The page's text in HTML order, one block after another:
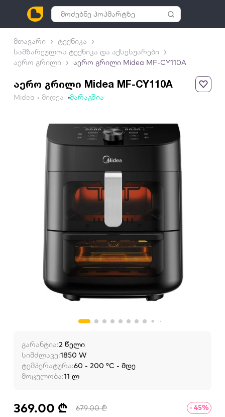
მთავარი
ტექნიკა
სამზარეულოს ტექნიკა და აქსესუარები
აერო გრილი
აერო გრილი Midea MF-CY110A
აერო გრილი Midea MF-CY110A
Midea • მიდეა მარაგშია
გარანტია:2 წელი
სიმძლავე:1850 W
ტემპერატურა:60 - 200 °C - მდე
მოცულობა:11 ლ
369.00 ₾ 679.00 ₾ - 45%